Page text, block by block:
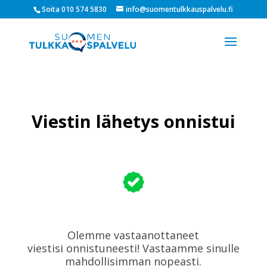
Soita 010 574 5830 info@suomentulkkauspalvelu.fi
Viestin lähetys onnistui
Olemme vastaanottaneet
viestisi onnistuneesti! Vastaamme sinulle
mahdollisimman nopeasti.